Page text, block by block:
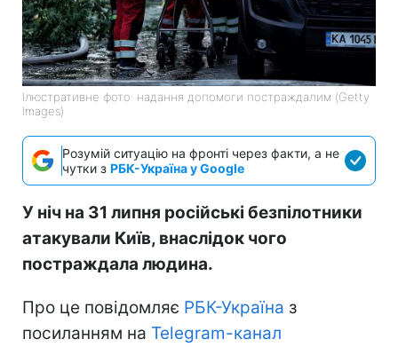
Ілюстративне фото: надання допомоги постраждалим (Getty
Images)
Розумій ситуацію на фронті через факти, а не
чутки з РБК-Україна у Google
У ніч на 31 липня російські безпілотники
атакували Київ, внаслідок чого
постраждала людина.
Про це повідомляє РБК-Україна з
посиланням на Telegram-канал